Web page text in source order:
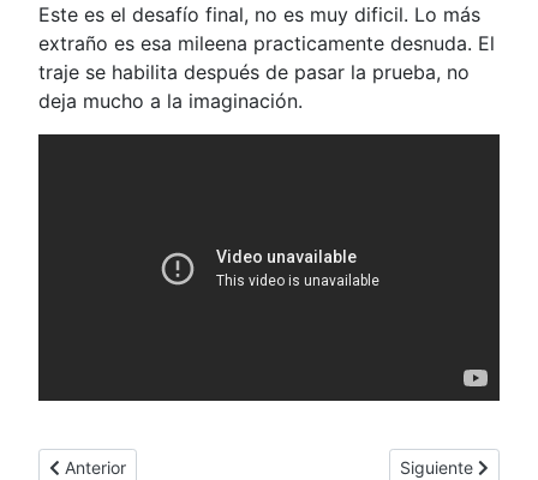
Este es el desafío final, no es muy dificil. Lo más
extraño es esa mileena practicamente desnuda. El
traje se habilita después de pasar la prueba, no
deja mucho a la imaginación.
Artículo anterior: Cho Aniki para PS1: ¡¡qué es estoooo!!
Anterior Artículo
Siguiente